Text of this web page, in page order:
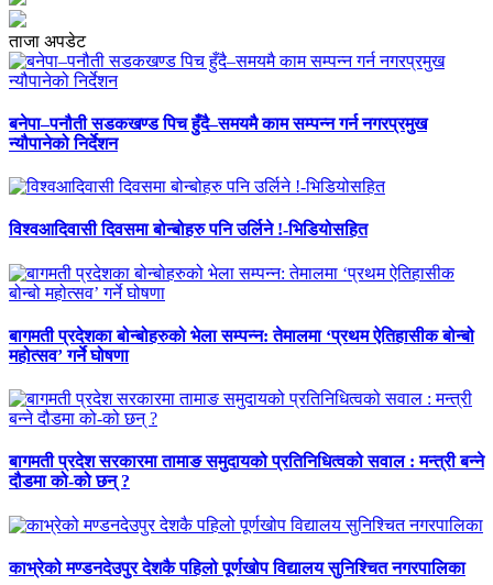
ताजा अपडेट
बनेपा–पनौती सडकखण्ड पिच हुँदै–समयमै काम सम्पन्न गर्न नगरप्रमुख
न्यौपानेको निर्देशन
विश्वआदिवासी दिवसमा बोन्बोहरु पनि उर्लिने !-भिडियोसहित
बागमती प्रदेशका बोन्बोहरुको भेला सम्पन्न: तेमालमा ‘प्रथम ऐतिहासीक बोन्बो
महोत्सव’ गर्ने घोषणा
बागमती प्रदेश सरकारमा तामाङ समुदायको प्रतिनिधित्वको सवाल : मन्त्री बन्ने
दौडमा को‐को छन् ?
काभ्रेको मण्डनदेउपुर देशकै पहिलो पूर्णखोप विद्यालय सुनिश्चित नगरपालिका